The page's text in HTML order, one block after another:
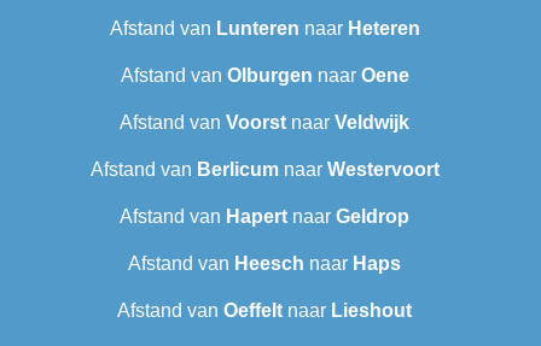
Afstand van Lunteren naar Heteren
Afstand van Olburgen naar Oene
Afstand van Voorst naar Veldwijk
Afstand van Berlicumnaar Westervoort
Afstand van Hapert naar Geldrop
Afstand van Heesch naar Haps
Afstand van Oeffelt naar Lieshout